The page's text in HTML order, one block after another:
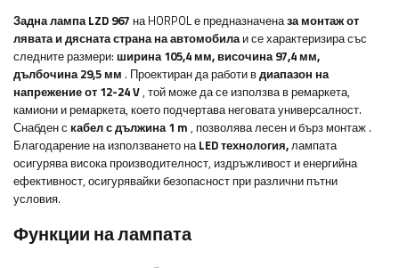
Задна лампа LZD 967 на HORPOL е предназначеназа монтаж от
лявата и дясната страна на автомобилаи се характеризира със
следните размери: ширина 105,4 мм, височина 97,4 мм,
дълбочина 29,5 мм . Проектиран да работи вдиапазон на
напрежение от 12-24 V, той може да се използва в ремаркета,
камиони и ремаркета, което подчертава неговата универсалност.
Снабден с кабел с дължина 1 m , позволява лесен и бърз монтаж .
Благодарение на използването наLED технология,лампата
осигурява висока производителност, издръжливост и енергийна
ефективност, осигурявайки безопасност при различни пътни
условия.
Функции на лампата